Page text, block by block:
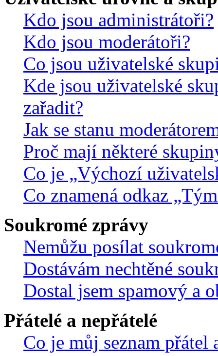
Kdo jsou administrátoři?
Kdo jsou moderátoři?
Co jsou uživatelské
Kde jsou uživatelské
zařadit?
Jak se stanu
Proč mají některé
Co je „Výchozí
Co znamená odkaz
Soukromé zprávy
Nemůžu posílat
Dostávám nechtěné
Dostal jsem spamový a
Přátelé a nepřátelé
Co je můj seznam přátel